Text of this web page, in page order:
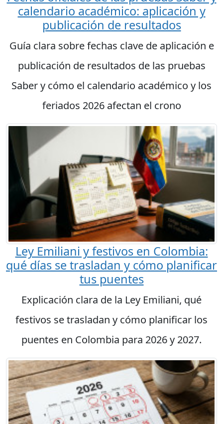
calendario académico: aplicación y
publicación de resultados
Guía clara sobre fechas clave de aplicación e
publicación de resultados de las pruebas
Saber y cómo el calendario académico y los
feriados 2026 afectan el crono
Ley Emiliani y festivos en Colombia:
qué días se trasladan y cómo planificar
tus puentes
Explicación clara de la Ley Emiliani, qué
festivos se trasladan y cómo planificar los
puentes en Colombia para 2026 y 2027.